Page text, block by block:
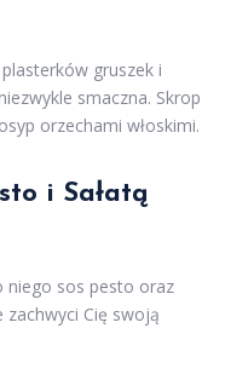
gruszek i
smaczna. Skrop
orzechami włoskimi.
i Sałatą
niego sos pesto oraz
zachwyci Cię swoją